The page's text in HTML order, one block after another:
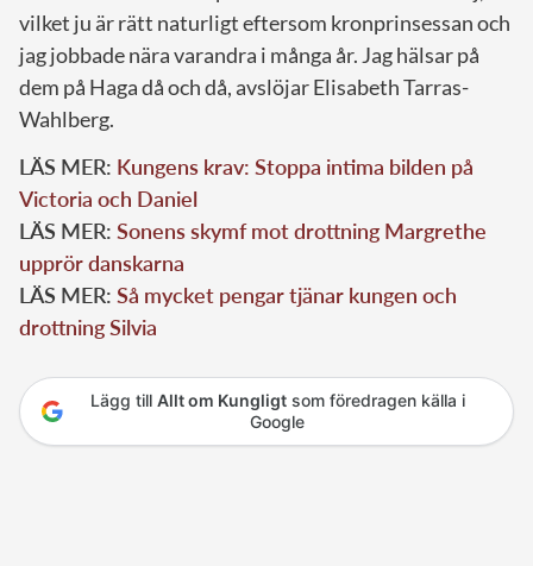
vilket ju är rätt naturligt eftersom kronprinsessan och
jag jobbade nära varandra i många år. Jag hälsar på
dem på Haga då och då, avslöjar Elisabeth Tarras-
Wahlberg.
LÄS MER: Kungens krav: Stoppa intima bilden på
Victoria och Daniel
LÄS MER: Sonens skymf mot drottning Margrethe
upprör danskarna
LÄS MER: Så mycket pengar tjänar kungen och
drottning Silvia
Lägg till Allt om Kungligtsom föredragen källa i
Google